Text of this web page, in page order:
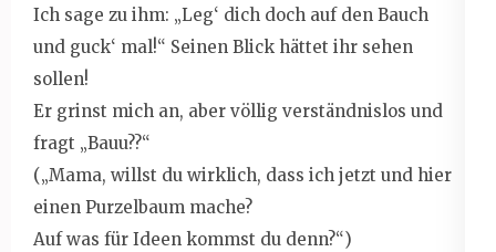
Ich sage zu ihm: „Leg‘ dich doch auf den Bauch
und guck‘ mal!“ Seinen Blick hättet ihr sehen
sollen!
Er grinst mich an, aber völlig verständnislos und
fragt „Bauu??“
(„Mama, willst du wirklich, dass ich jetzt und hier
einen Purzelbaum mache?
Auf was für Ideen kommst du denn?“)